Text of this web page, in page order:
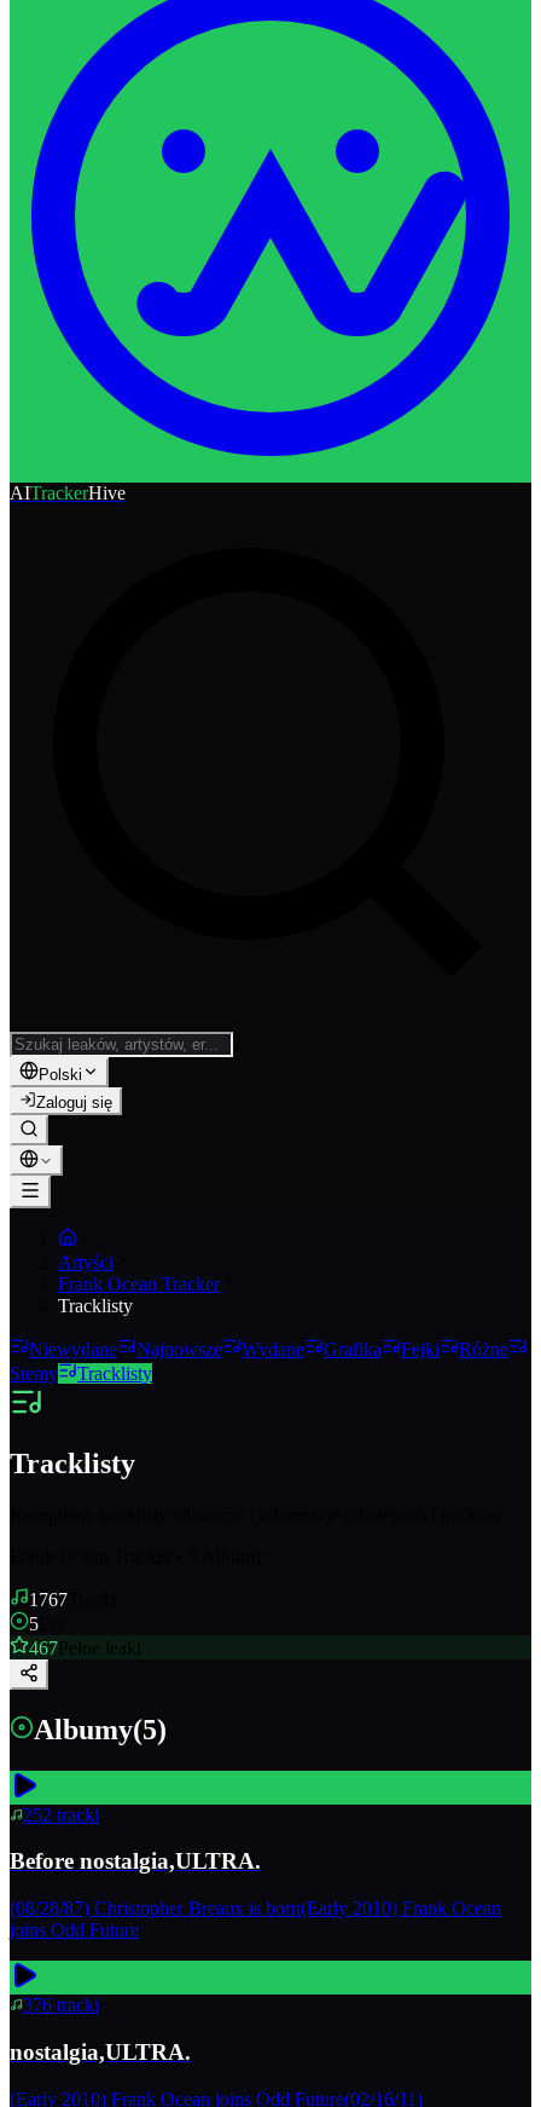
AITrackerHive
Polski
Zaloguj się
Artyści
Frank Ocean Tracker
Tracklisty
Niewydane Najnowsze Wydane Grafika Fejki
Różne
Stemy
Tracklisty
Tracklisty
1767
5
467Pełne leaki
Albumy(5)
252 tracki
Before nostalgia,ULTRA.
(08/28/87) Christopher Breaux is born(Early 2010) Frank Ocean
joins Odd Future
376 tracki
nostalgia,ULTRA.
(Early 2010) Frank Ocean joins Odd Future(02/16/11)